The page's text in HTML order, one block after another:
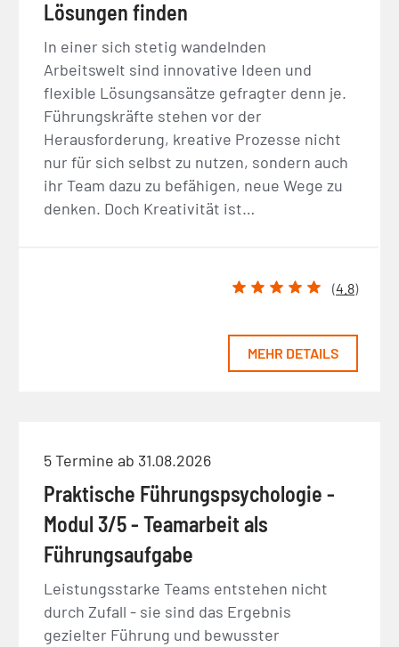
Lösungen finden
In einer sich stetig wandelnden
Arbeitswelt sind innovative Ideen und
flexible Lösungsansätze gefragter denn je.
Führungskräfte stehen vor der
Herausforderung, kreative Prozesse nicht
nur für sich selbst zu nutzen, sondern auch
ihr Team dazu zu befähigen, neue Wege zu
denken. Doch Kreativität ist…
(4.8)
MEHR DETAILS
5 Termine ab 31.08.2026
Praktische Führungspsychologie -
Modul 3/5 - Teamarbeit als
Führungsaufgabe
Leistungsstarke Teams entstehen nicht
durch Zufall - sie sind das Ergebnis
gezielter Führung und bewusster